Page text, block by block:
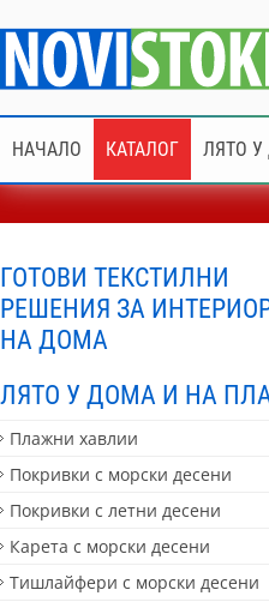
НАЧАЛО КАТАЛОГ ЛЯТО
ГОТОВИ ТЕКСТИЛНИ
РЕШЕНИЯ ЗА
НА ДОМА
ЛЯТО У ДОМА И НА
Плажни хавлии
Покривки с морски десени
Покривки с летни десени
Карета с морски десени
Тишлайфери с морски десени